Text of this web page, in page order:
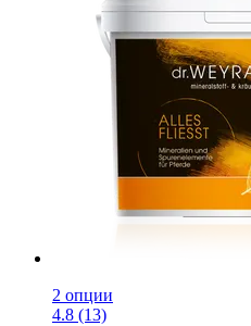
2 опции
4.8 (13)